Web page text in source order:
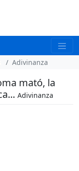
Adivinanza
mató, la
Adivinanza